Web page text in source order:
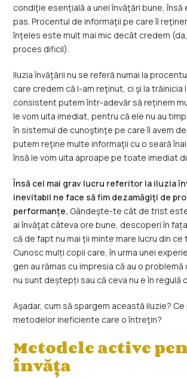
condiţie esenţială a unei învăţări bune, însă
pas. Procentul de informaţii pe care îl
înţeles este mult mai mic decât credem
proces dificil).
Iluzia învăţării nu se referă numai la
care credem că l-am reţinut, ci şi la trăinicia
consistent putem într-adevăr să reţinem
le vom uita imediat, pentru că ele nu au
în sistemul de cunoştinţe pe care îl avem
putem reţine multe informaţii cu o seară
însă le vom uita aproape pe toate imediat
Însă cel mai grav lucru referitor la iluzia
inevitabil ne face să fim dezamăgiţi de
performanțe. Gândeşte-te cât de trist
ai învăţat câteva ore bune, descoperi în
că de fapt nu mai ţii minte mare lucru din ce
Cunosc mulți copii care, în urma unei
gen au rămas cu impresia că au o problemă
nu sunt deștepți sau că ceva nu e în regulă
Aşadar, cum să spargem această iluzie? Ce
metodelor ineficiente care o întreţin?
Metodele active
învăţa